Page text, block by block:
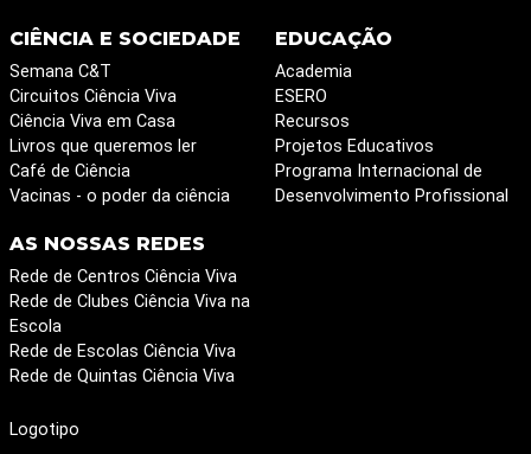
CIÊNCIA E SOCIEDADE
Semana C&T
Circuitos Ciência Viva
Ciência Viva em Casa
Livros que queremos ler
Café de Ciência
Vacinas - o poder da ciência
EDUCAÇÃO
Academia
ESERO
Recursos
Projetos Educativos
Programa Internacional de
Desenvolvimento Profissional
AS NOSSAS REDES
Rede de Centros Ciência Viva
Rede de Clubes Ciência Viva na
Escola
Rede de Escolas Ciência Viva
Rede de Quintas Ciência Viva
Logotipo